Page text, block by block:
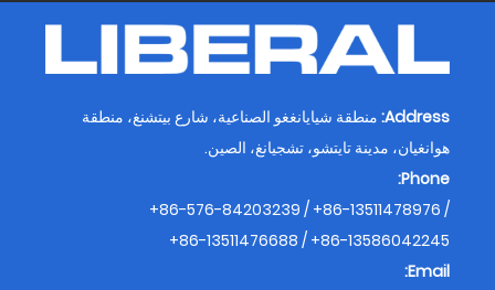
Address: منطقة شيايانغغو الصناعية، شارع بيتشنغ، منطقة
هوانغيان، مدينة تايتشو، تشجيانغ، الصين.
Phone:
+86-576-84203239 / +86-13511478976 /
+86-13511476688 / +86-13586042245
Email: